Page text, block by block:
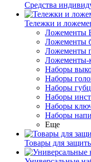
Средства
Тележки и
Ложементы
Ложементы
Ложементы
Ложементы-
Наборы
Наборы
Наборы
Наборы
Наборы
Наборы
Еще
Товары для